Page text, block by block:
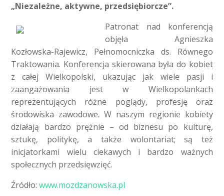
„Niezależne, aktywne, przedsiębiorcze”.
Patronat nad konferencją
objęła Agnieszka
Kozłowska-Rajewicz, Pełnomocniczka ds. Równego
Traktowania. Konferencja skierowana była do kobiet
z całej Wielkopolski, ukazując jak wiele pasji i
zaangażowania jest w Wielkopolankach
reprezentujących różne poglądy, profesję oraz
środowiska zawodowe. W naszym regionie kobiety
działają bardzo prężnie – od biznesu po kulturę,
sztukę, politykę, a także wolontariat; są też
inicjatorkami wielu ciekawych i bardzo ważnych
społecznych przedsięwzięć.
Źródło:www.mozdzanowska.pl